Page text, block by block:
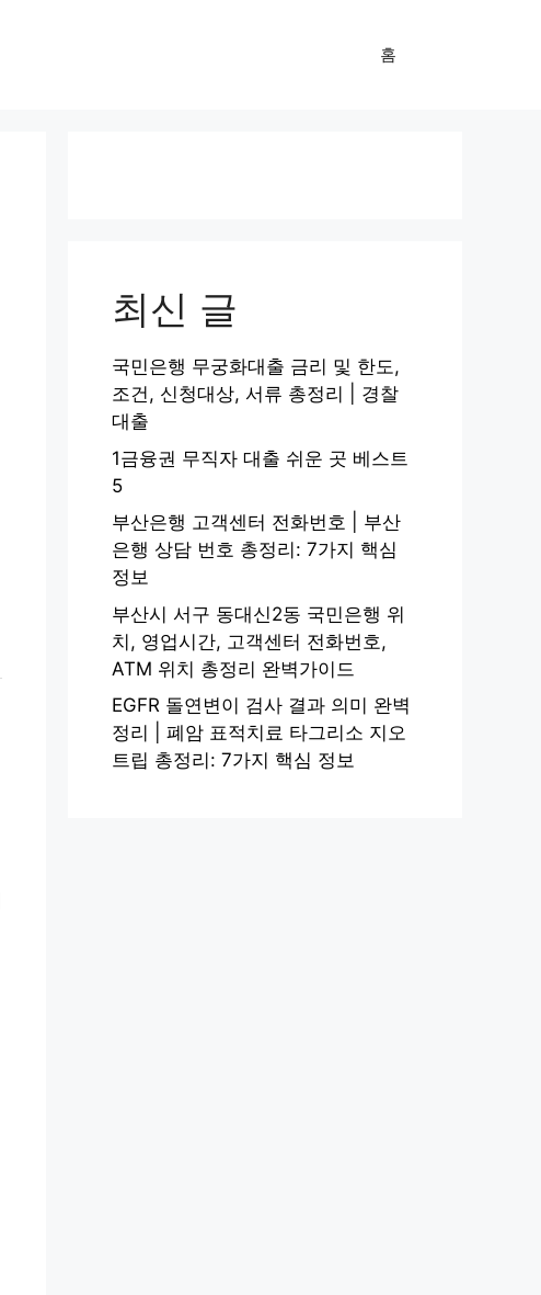
홈
최신 글
국민은행 무궁화대출 금리 및 한도,
조건, 신청대상, 서류 총정리 | 경찰
대출
1금융권 무직자 대출 쉬운 곳 베스트
5
부산은행 고객센터 전화번호 | 부산
은행 상담 번호 총정리: 7가지 핵심
정보
부산시 서구 동대신2동 국민은행 위
치, 영업시간, 고객센터 전화번호,
ATM 위치 총정리 완벽가이드
EGFR 돌연변이 검사 결과 의미 완벽
정리 | 폐암 표적치료 타그리소 지오
트립 총정리: 7가지 핵심 정보